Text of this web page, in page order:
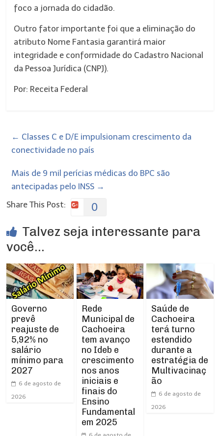
foco a jornada do cidadão.
Outro fator importante foi que a eliminação do
atributo Nome Fantasia garantirá maior
integridade e conformidade do Cadastro Nacional
da Pessoa Jurídica (CNPJ).
Por: Receita Federal
← Classes C e D/E impulsionam crescimento da
conectividade no país
Mais de 9 mil perícias médicas do BPC são
antecipadas pelo INSS →
Share This Post:
0
Talvez seja interessante para
você...
Governo
prevê
reajuste de
5,92% no
salário
mínimo para
2027
6 de agosto de
2026
Rede
Municipal de
Cachoeira
tem avanço
no Ideb e
crescimento
nos anos
iniciais e
finais do
Ensino
Fundamental
em 2025
Saúde de
Cachoeira
terá turno
estendido
durante a
estratégia de
Multivacinaç
ão
6 de agosto de
2026